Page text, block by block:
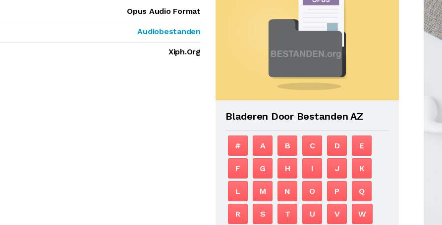
Opus Audio Format
Audiobestanden
Xiph.Org
Bladeren Door Bestanden AZ
# A B C D E
F G H I J K
L M N O P Q
R S T U V W